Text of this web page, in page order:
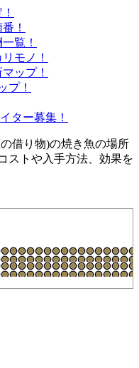
！
覧！
モノ！
ップ！
プ！
ター募集！
借り物)の焼き魚の場所
ストや入手方法、効果を